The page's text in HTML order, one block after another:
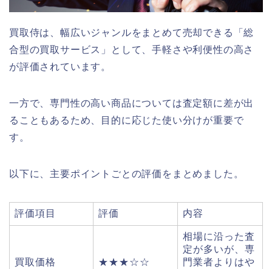
買取侍は、幅広いジャンルをまとめて売却できる「総
合型の買取サービス」として、手軽さや利便性の高さ
が評価されています。
一方で、専門性の高い商品については査定額に差が出
ることもあるため、目的に応じた使い分けが重要で
す。
以下に、主要ポイントごとの評価をまとめました。
評価項目 評価 内容
買取価格 ★★★☆☆
相場に沿った査
定が多いが、専
門業者よりはや